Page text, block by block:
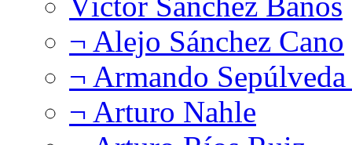
¬ Alejo Sánchez Cano
¬ Armando
¬ Arturo Nahle